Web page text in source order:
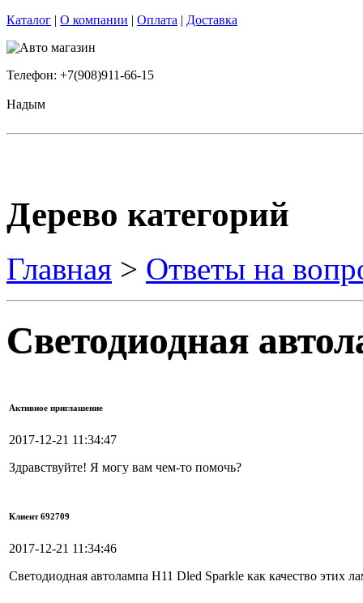
Каталог | О компании | Оплата | Доставка
Телефон: +7(908)911-66-15
Надым
Дерево категорий
Главная > Ответы на
Светодиодная
Активное приглашение
2017-12-21 11:34:47
Здравствуйте! Я могу вам чем-то помочь?
Клиент 692709
2017-12-21 11:34:46
Светодиодная автолампа H11 Dled Sparkle как качество этих